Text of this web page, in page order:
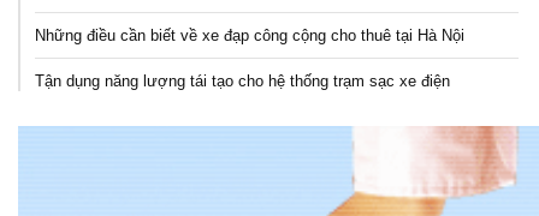
Những điều cần biết về xe đạp công cộng cho thuê tại Hà Nội
Tận dụng năng lượng tái tạo cho hệ thống trạm sạc xe điện